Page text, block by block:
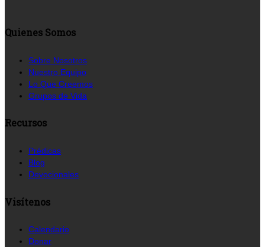
Quienes Somos
Sobre Nosotros
Nuestro Equipo
Lo Que Creemos
Grupos de Vida
Recursos
Prédicas
Blog
Devocionales
Visítenos
Calendario
Donar